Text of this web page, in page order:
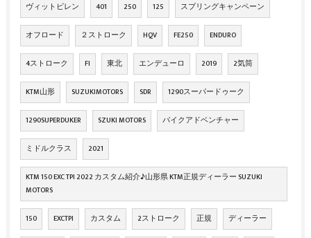
ヴィットピレン 401 250 125 スプリングキャンペーン
オフロード ２ストローク HQV FE250 ENDURO
4ストローク FI 東北 エンデューロ 2019 2気筒
KTM山形 SUZUKIMOTORS SDR 1290スーパードゥーク
1290SUPERDUKER SZUKI MOTORS バイクアドベンチャー
ミドルクラス 2021
KTM 150 EXC TPI 2022 カスタム紹介♪山形県 KTM正規ディーラー SUZUKI
MOTORS
150 EXCTPI カスタム 2ストローク 正規 ディーラー